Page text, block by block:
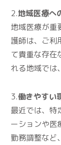
2.地域医療へ
地域医療が重
護師は、ご利
て貴重な存在
れる地域では
3.働きやすい
最近では、特
ーションや医
勤務調整など